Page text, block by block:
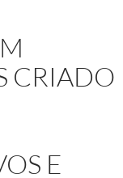
CRIADO
E